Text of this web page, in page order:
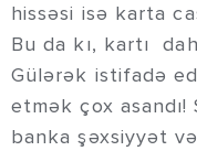
hissəsi isə karta
Bu da kı, kartı
Gülərək istifadə
etmək çox
banka şəxsiyyət